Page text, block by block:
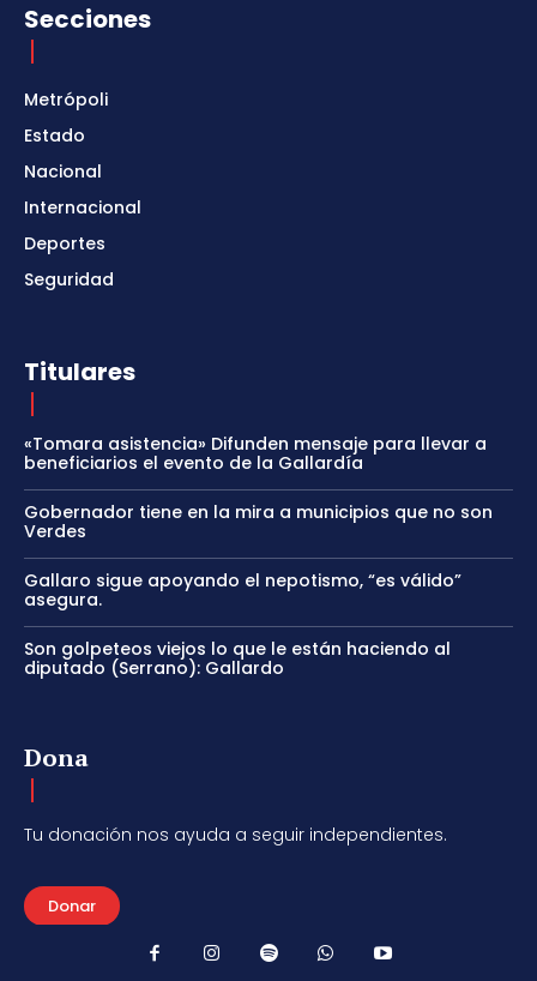
Secciones
Metrópoli
Estado
Nacional
Internacional
Deportes
Seguridad
Titulares
«Tomara asistencia» Difunden mensaje para llevar a
beneficiarios el evento de la Gallardía
Gobernador tiene en la mira a municipios que no son
Verdes
Gallaro sigue apoyando el nepotismo, “es válido”
asegura.
Son golpeteos viejos lo que le están haciendo al
diputado (Serrano): Gallardo
Dona
Tu donación nos ayuda a seguir independientes.
Donar